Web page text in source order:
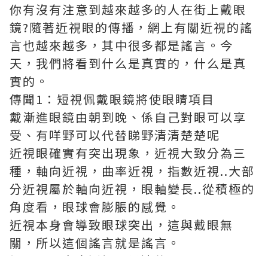
你有沒有注意到越來越多的人在街上戴眼
鏡?隨著近視眼的傳播，網上有關近視的謠
言也越來越多，其中很多都是謠言。今
天，我們將看到什么是真實的，什么是真
實的。
傳聞1：短視佩戴眼鏡將使眼睛項目
戴漸進眼鏡由朝到晚、係自己對眼可以享
受、有咩野可以代替睇野清清楚楚呢
近視眼確實有突出現象，近視大致分為三
種，軸向近視，曲率近視，指數近視..大部
分近視屬於軸向近視，眼軸變長..從積極的
角度看，眼球會膨脹的感覺。
近視本身會導致眼球突出，這與戴眼無
關，所以這個謠言就是謠言。